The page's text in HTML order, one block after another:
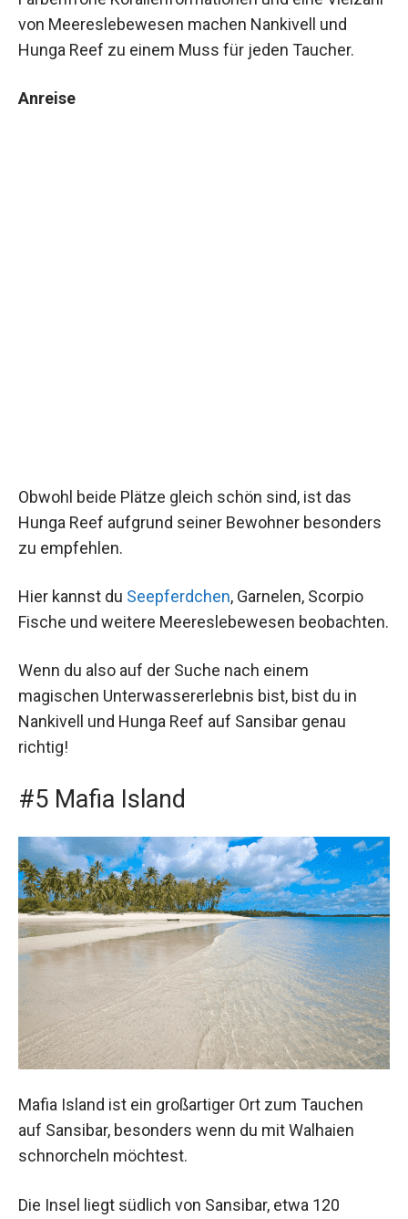
von Meereslebewesen machen Nankivell und
Hunga Reef zu einem Muss für jeden Taucher.
Anreise
Obwohl beide Plätze gleich schön sind, ist das
Hunga Reef aufgrund seiner Bewohner besonders
zu empfehlen.
Hier kannst du Seepferdchen, Garnelen, Scorpio
Fische und weitere Meereslebewesen beobachten.
Wenn du also auf der Suche nach einem
magischen Unterwassererlebnis bist, bist du in
Nankivell und Hunga Reef auf Sansibar genau
richtig!
#5 Mafia Island
Mafia Island ist ein großartiger Ort zum Tauchen
auf Sansibar, besonders wenn du mit Walhaien
schnorcheln möchtest.
Die Insel liegt südlich von Sansibar, etwa 120